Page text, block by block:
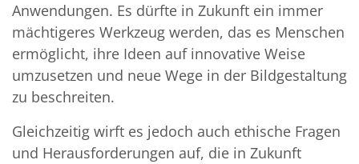
Anwendungen. Es dürfte in Zukunft ein immer
mächtigeres Werkzeug werden, das es Menschen
ermöglicht, ihre Ideen auf innovative Weise
umzusetzen und neue Wege in der Bildgestaltung
zu beschreiten.
Gleichzeitig wirft es jedoch auch ethische Fragen
und Herausforderungen auf, die in Zukunft